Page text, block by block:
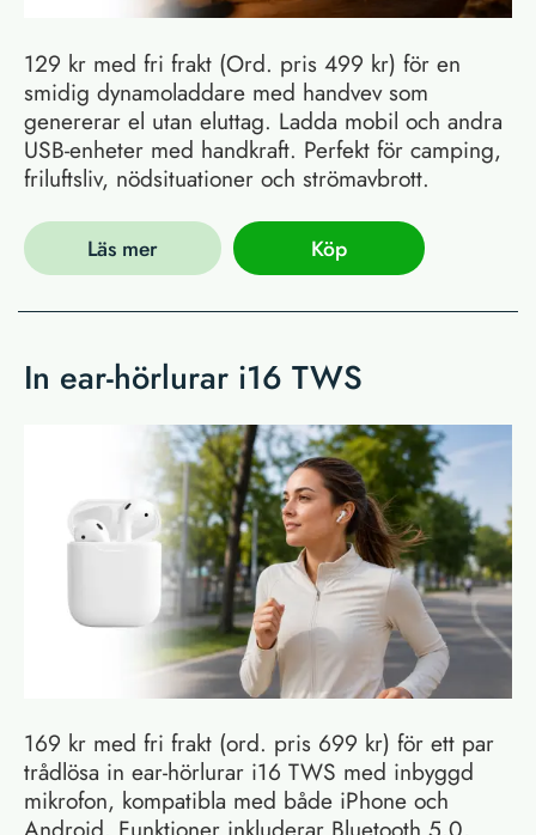
129 kr med fri frakt (Ord. pris 499 kr) för en
smidig dynamoladdare med handvev som
genererar el utan eluttag. Ladda mobil och andra
USB-enheter med handkraft. Perfekt för camping,
friluftsliv, nödsituationer och strömavbrott.
Läs mer Köp
In ear-hörlurar i16 TWS
169 kr med fri frakt (ord. pris 699 kr) för ett par
trådlösa in ear-hörlurar i16 TWS med inbyggd
mikrofon, kompatibla med både iPhone och